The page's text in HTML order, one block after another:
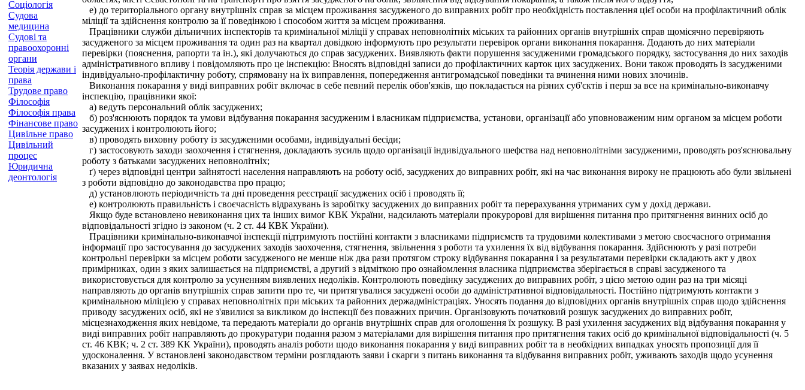
Соціологія
Судова
медицина
Судові та
правоохоронні
органи
Теорія держави і
права
Трудове право
Філософія
Філософія права
Фінансове право
Цивільне право
Цивільний
процес
Юридична
деонтологія
е) до територіального органу внутрішніх справ за місцем проживання засудженого до виправних робіт про необхідність поставлення цієї особи на профілактичний облік
міліції та здійснення контролю за її поведінкою і способом життя за місцем проживання.
Працівники служби дільничних інспекторів та кримінальної міліції у справах неповнолітніх міських та районних органів внутрішніх справ щомісячно перевіряють
засудженого за місцем проживання та один раз на квартал довідкою інформують про результати перевірок органи виконання покарання. Додають до них матеріали
перевірки (пояснення, рапорти та ін.), які долучаються до справ засуджених. Виявляють факти порушення засудженими громадського порядку, застосування до них заходів
адміністративного впливу і повідомляють про це інспекцію: Вносять відповідні записи до профілактичних карток цих засуджених. Вони також проводять із засудженими
індивідуально-профілактичну роботу, спрямовану на їх виправлення, попередження антигромадської поведінки та вчинення ними нових злочинів.
Виконання покарання у виді виправних робіт включає в себе певний перелік обов'язків, що покладається на різних суб'єктів і перш за все на кримінально-виконавчу
інспекцію, працівники якої:
а) ведуть персональний облік засуджених;
б) роз'яснюють порядок та умови відбування покарання засудженим і власникам підприємства, установи, організації або уповноваженим ним органом за місцем роботи
засуджених і контролюють його;
в) проводять виховну роботу із засудженими особами, індивідуальні бесіди;
г) застосовують заходи заохочення і стягнення, докладають зусиль щодо організації індивідуального шефства над неповнолітніми засудженими, проводять роз'яснювальну
роботу з батьками засуджених неповнолітніх;
ґ) через відповідні центри зайнятості населення направляють на роботу осіб, засуджених до виправних робіт, які на час виконання вироку не працюють або були звільнені
з роботи відповідно до законодавства про працю;
д) установлюють періодичність та дні проведення реєстрації засуджених осіб і проводять її;
е) контролюють правильність і своєчасність відрахувань із заробітку засуджених до виправних робіт та перерахування утриманих сум у дохід держави.
Якщо буде встановлено невиконання цих та інших вимог КВК України, надсилають матеріали прокуророві для вирішення питання про притягнення винних осіб до
відповідальності згідно із законом (ч. 2 ст. 44 КВК України).
Працівники кримінально-виконавчої інспекції підтримують постійні контакти з власниками підприємств та трудовими колективами з метою своєчасного отримання
інформації про застосування до засуджених заходів заохочення, стягнення, звільнення з роботи та ухилення їх від відбування покарання. Здійснюють у разі потреби
контрольні перевірки за місцем роботи засудженого не менше ніж два рази протягом строку відбування покарання і за результатами перевірки складають акт у двох
примірниках, один з яких залишається на підприємстві, а другий з відміткою про ознайомлення власника підприємства зберігається в справі засудженого та
використовується для контролю за усуненням виявлених недоліків. Контролюють поведінку засуджених до виправних робіт, з цією метою один раз на три місяці
направляють до органів внутрішніх справ запити про те, чи притягувалися засуджені особи до адміністративної відповідальності. Постійно підтримують контакти з
кримінальною міліцією у справах неповнолітніх при міських та районних держадміністраціях. Уносять подання до відповідних органів внутрішніх справ щодо здійснення
приводу засуджених осіб, які не з'явилися за викликом до інспекції без поважних причин. Організовують початковий розшук засуджених до виправних робіт,
місцезнаходження яких невідоме, та передають матеріали до органів внутрішніх справ для оголошення їх розшуку. В разі ухилення засуджених від відбування покарання у
виді виправних робіт направляють до прокуратури подання разом з матеріалами для вирішення питання про притягнення таких осіб до кримінальної відповідальності (ч. 5
ст. 46 КВК; ч. 2 ст. 389 КК України), проводять аналіз роботи щодо виконання покарання у виді виправних робіт та в необхідних випадках уносять пропозиції для її
удосконалення. У встановлені законодавством терміни розглядають заяви і скарги з питань виконання та відбування виправних робіт, уживають заходів щодо усунення
вказаних у заявах недоліків.